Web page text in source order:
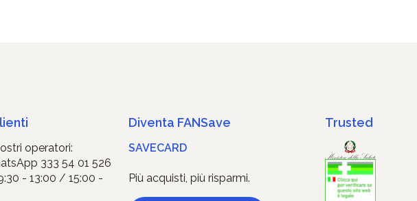
operatori:
333 54 01 526
- 13:00 / 15:00 -
Diventa FANSave
SAVECARD
Più acquisti, più risparmi.
Trusted